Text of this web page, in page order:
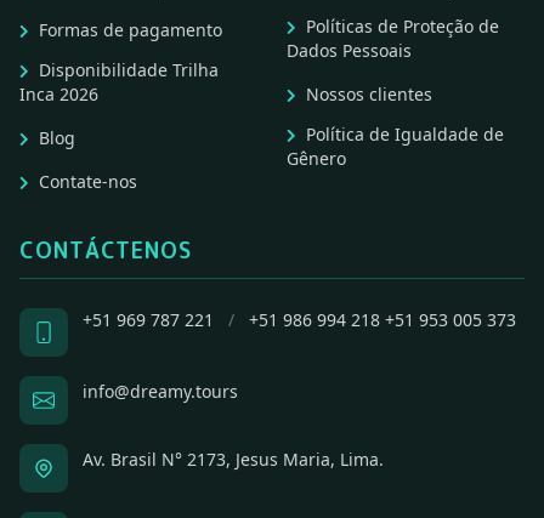
Formas de pagamento
Disponibilidade Trilha
Inca 2026
Blog
Contate-nos
Políticas de Proteção de
Dados Pessoais
Nossos clientes
Política de Igualdade de
Gênero
CONTÁCTENOS
+51 969 787 221 / +51 986 994 218 +51 953 005 373
info@dreamy.tours
Av. Brasil N° 2173, Jesus Maria, Lima.